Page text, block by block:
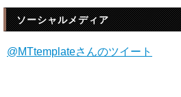
ます。そのため間違ったEメールアドレスで
スにご入力内容が自動的に配信されます。）
ソーシャルメディア
@MTtemplateさんのツイート